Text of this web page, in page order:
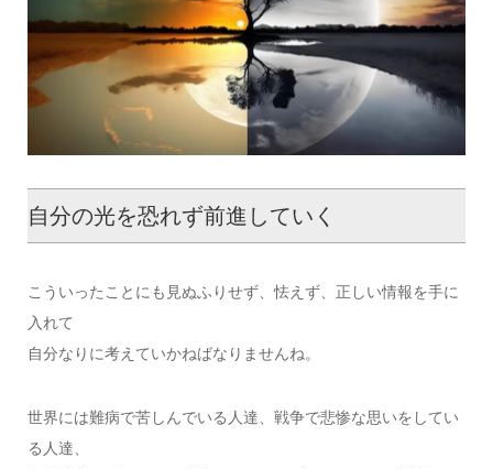
自分の光を恐れず前進していく
こういったことにも見ぬふりせず、怯えず、正しい情報を手に
入れて
自分なりに考えていかねばなりませんね。
世界には難病で苦しんでいる人達、戦争で悲惨な思いをしてい
る人達、